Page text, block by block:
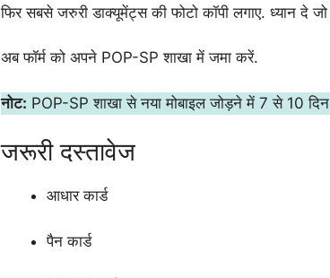
फिर सबसे जरुरी डाक्यूमेंट्स की फोटो कॉपी लगाए. ध्यान दे
अब फॉर्म को अपने POP-SP शाखा में जमा करें.
नोट: POP-SP शाखा से नया मोबाइल जोड़ने में 7 से 10
जरूरी दस्तावेज
आधार कार्ड
पैन कार्ड